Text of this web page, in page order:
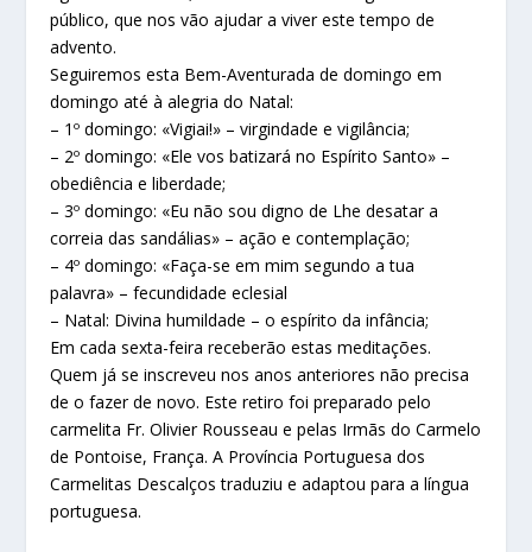
público, que nos vão ajudar a viver este tempo de
advento.
Seguiremos esta Bem-Aventurada de domingo em
domingo até à alegria do Natal:
– 1º domingo: «Vigiai!» – virgindade e vigilância;
– 2º domingo: «Ele vos batizará no Espírito Santo» –
obediência e liberdade;
– 3º domingo: «Eu não sou digno de Lhe desatar a
correia das sandálias» – ação e contemplação;
– 4º domingo: «Faça-se em mim segundo a tua
palavra» – fecundidade eclesial
– Natal: Divina humildade – o espírito da infância;
Em cada sexta-feira receberão estas meditações.
Quem já se inscreveu nos anos anteriores não precisa
de o fazer de novo. Este retiro foi preparado pelo
carmelita Fr. Olivier Rousseau e pelas Irmãs do Carmelo
de Pontoise, França. A Província Portuguesa dos
Carmelitas Descalços traduziu e adaptou para a língua
portuguesa.